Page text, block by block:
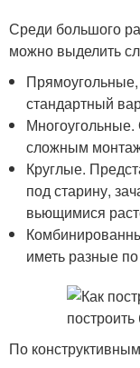
Среди большого
можно выделить
стандартный
сложным
Круглые.
под старину,
вьющимися
иметь разные
По